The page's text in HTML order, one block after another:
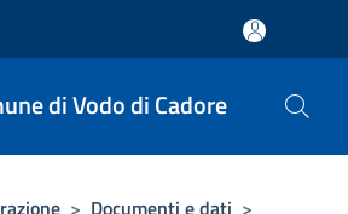
di Vodo di Cadore
> Documenti e dati >